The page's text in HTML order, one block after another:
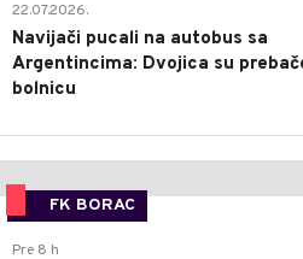
22.07.2026.
Navijači pucali na autobus sa
Argentincima: Dvojica su
bolnicu
FK BORAC
Pre 8 h